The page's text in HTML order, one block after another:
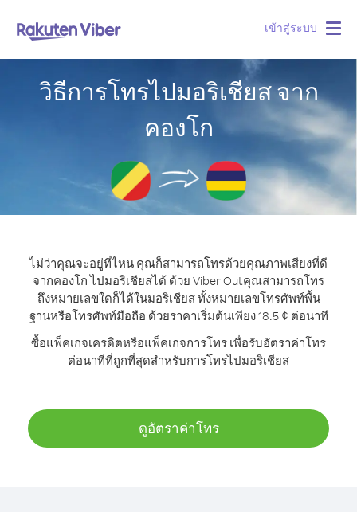
เข้าสู่ระบบ
วิธีการโทรไปมอริเชียส จาก
คองโก
ไม่ว่าคุณจะอยู่ที่ไหน คุณก็สามารถโทรด้วยคุณภาพเสียงที่ดี
จากคองโก ไปมอริเชียสได้ ด้วย Viber Outคุณสามารถโทร
ถึงหมายเลขใดก็ได้ในมอริเชียส ทั้งหมายเลขโทรศัพท์พื้น
ฐานหรือโทรศัพท์มือถือ ด้วยราคาเริ่มต้นเพียง 18.5 ¢ ต่อนาที
ซื้อแพ็คเกจเครดิตหรือแพ็คเกจการโทร เพื่อรับอัตราค่าโทร
ต่อนาทีที่ถูกที่สุดสำหรับการโทรไปมอริเชียส
ดูอัตราค่าโทร